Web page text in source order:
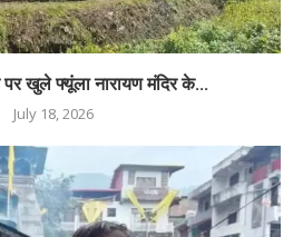
खुले फ्यूंला नारायण मंदिर के...
July 18, 2026